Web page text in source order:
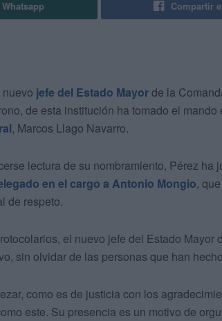
Compartir
jefe del Estado Mayorde la
de esta institución ha tomado el
, Marcos Llago Navarro.
lectura de su nombramiento, Pérez ha
en el cargo a Antonio Mongio,
de respeto.
el nuevo jefe del Estado Mayor
sin olvidar de las personas que han
como es de justicia con los
este. Su presencia es un motivo de